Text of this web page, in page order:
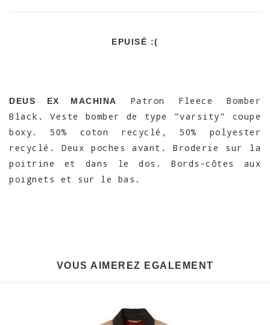
EPUISÉ :(
DEUS EX MACHINA
Patron Fleece Bomber
Black. Veste bomber de type "varsity" coupe
boxy. 50% coton recyclé, 50% polyester
recyclé. Deux poches avant. Broderie sur la
poitrine et dans le dos. Bords-côtes aux
poignets et sur le bas.
VOUS AIMEREZ EGALEMENT